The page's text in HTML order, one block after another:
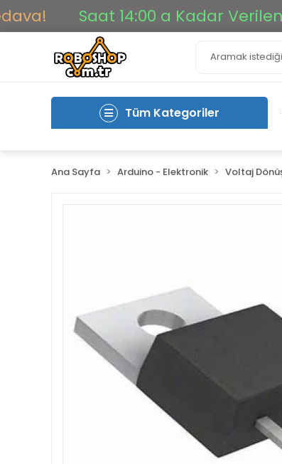
Saat 14:00 a Kadar Verilen
Tüm Kategoriler
Ana Sayfa Arduino - Elektronik Voltaj